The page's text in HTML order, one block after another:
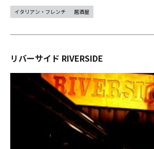
イタリアン・フレンチ 居酒屋
リバーサイド RIVERSIDE